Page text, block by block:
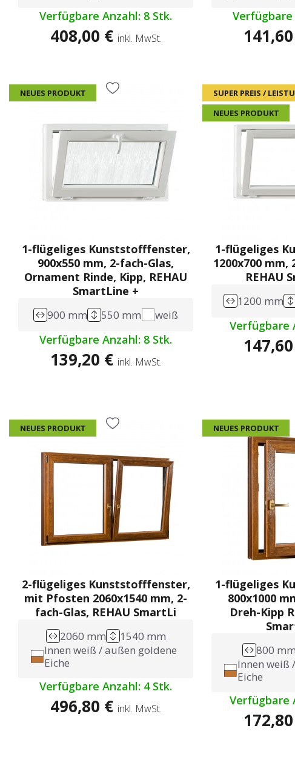
Verfügbare Anzahl: 8 Stk.
408,00 € inkl. MwSt.
Verfügbare
NEUES PRODUKT
1-flügeliges Kunststofffenster,
900x550 mm, 2-fach-Glas,
Ornament Rinde, Kipp, REHAU
SmartLine +
900 mm 550 mm weiß
Verfügbare Anzahl: 8 Stk.
139,20 € inkl. MwSt.
SUPER PREIS /
NEUES PRODUKT
1-flügeliges
1200x700 mm,
REHAU
1200 mm
Verfügbare
NEUES PRODUKT
2-flügeliges Kunststofffenster,
mit Pfosten 2060x1540 mm, 2-
fach-Glas, REHAU SmartLi
2060 mm
1540 mm
Innen weiß / außen goldene
Eiche
Verfügbare Anzahl: 4 Stk.
496,80 € inkl. MwSt.
NEUES PRODUKT
1-flügeliges
800x1000
Dreh-Kipp
800 mm
Innen weiß
Eiche
Verfügbare